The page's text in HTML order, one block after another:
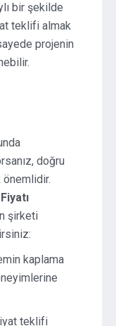
bir şekilde
teklifi almak
projenin
doğru
şirketi
kaplama
teklifi